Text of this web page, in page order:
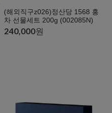
(해외직구z026)정산당 1568 홍
차 선물세트 200g (002085N)
240,000원